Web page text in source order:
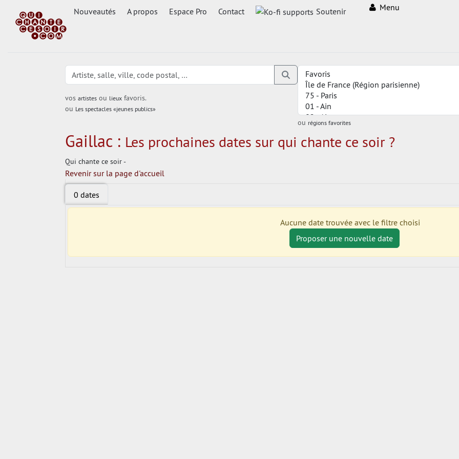
Nouveautés A propos Espace Pro Contact Soutenir Menu
vos artistesou lieuxfavoris.
ou Les spectacles «jeunes publics»
ou régions favorites
Gaillac : Les prochaines dates sur qui chante ce soir ?
Qui chante ce soir -
Revenir sur la page d'accueil
0 dates
Aucune date trouvée avec le filtre choisi
Proposer une nouvelle date